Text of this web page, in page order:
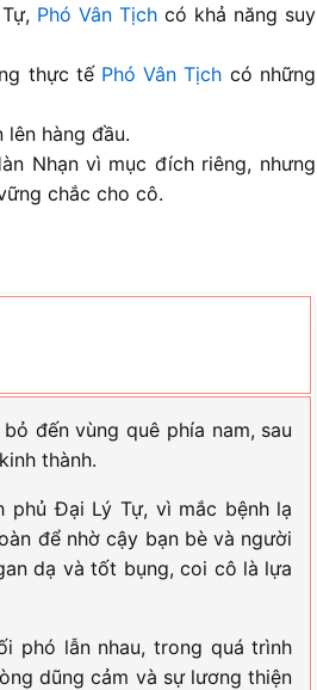
Phó Vân Tịchcó khả năng suy
thực tế Phó Vân Tịch có những
hàng đầu.
Nhạn vì mục đích riêng, nhưng
chắc cho cô.
đến vùng quê phía nam, sau
thành.
phủ Đại Lý Tự, vì mắc bệnh lạ
để nhờ cậy bạn bè và người
dạ và tốt bụng, coi cô là lựa
phó lẫn nhau, trong quá trình
dũng cảm và sự lương thiện